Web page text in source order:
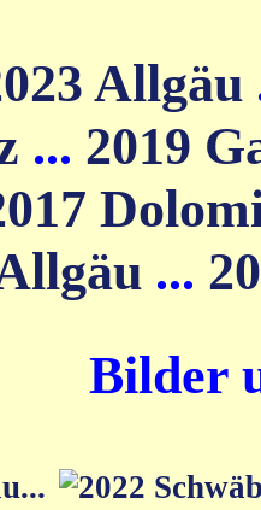
Allgäu
... 2019
...
Bilder